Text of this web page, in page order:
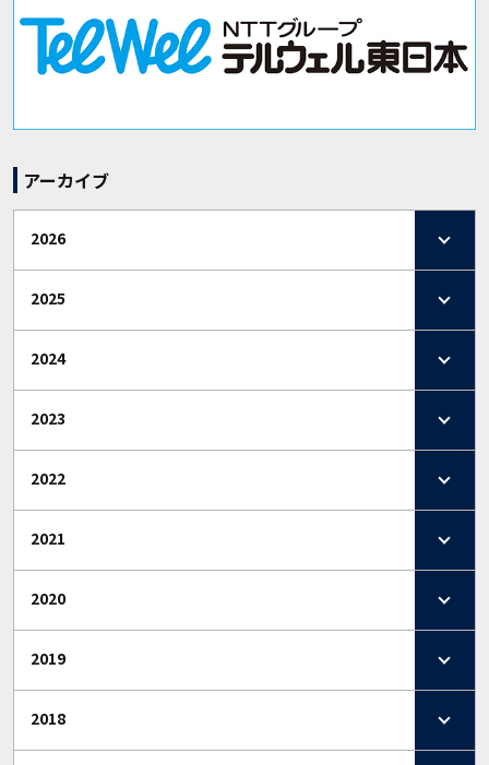
アーカイブ
2026
2025
2024
2023
2022
2021
2020
2019
2018